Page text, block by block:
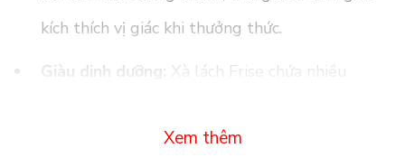
kích thích vị giác khi thưởng thức.
Giàu dinh dưỡng: Xà lách Frise chứa nhiều
rất tốt cho sức khỏe.Xem thêm